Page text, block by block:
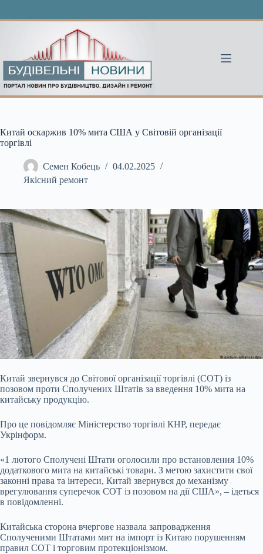
Китай оскаржив 10% мита США у Світовій організації
торгівлі
Семен Кобець
04.02.2025
Якісний ремонт
Китай звернувся до Світової організації торгівлі (СОТ) із
позовом проти Сполучених Штатів за введення 10% мита на
китайську продукцію.
Про це повідомляє Міністерство торгівлі КНР, передає
Укрінформ.
«1 лютого Сполучені Штати оголосили про встановлення 10%
додаткового мита на китайські товари. З метою захистити свої
законні права та інтереси, Китай звернувся до механізму
врегулювання суперечок СОТ із позовом на дії США», – ідеться
в повідомленні.
Китайська сторона вчергове назвала запровадження
Сполученими Штатами мит на імпорт із Китаю порушенням
правил СОТ і торговим протекціонізмом.